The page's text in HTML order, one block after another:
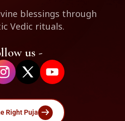
blessings through
Vedic rituals.
us -
Right Puja